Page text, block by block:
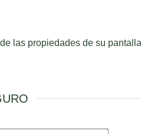
las propiedades de su